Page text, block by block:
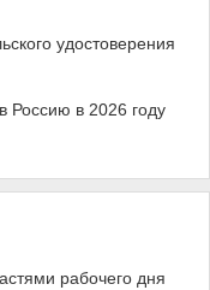
удостоверения
Россию в 2026 году
рабочего дня